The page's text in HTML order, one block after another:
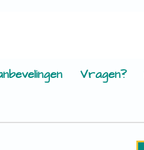
Vragen?